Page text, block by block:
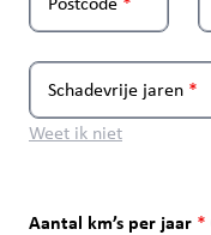
Schadevrije jaren
Weet ik niet
Aantal km’s per jaar